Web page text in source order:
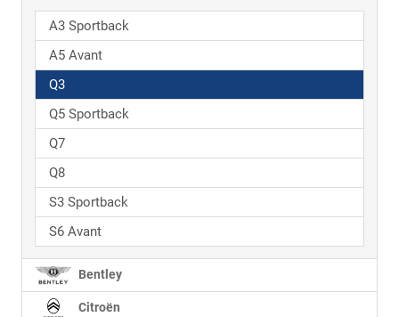
A3 Sportback
A5 Avant
Q3
Q5 Sportback
Q7
Q8
S3 Sportback
S6 Avant
Bentley
Citroën